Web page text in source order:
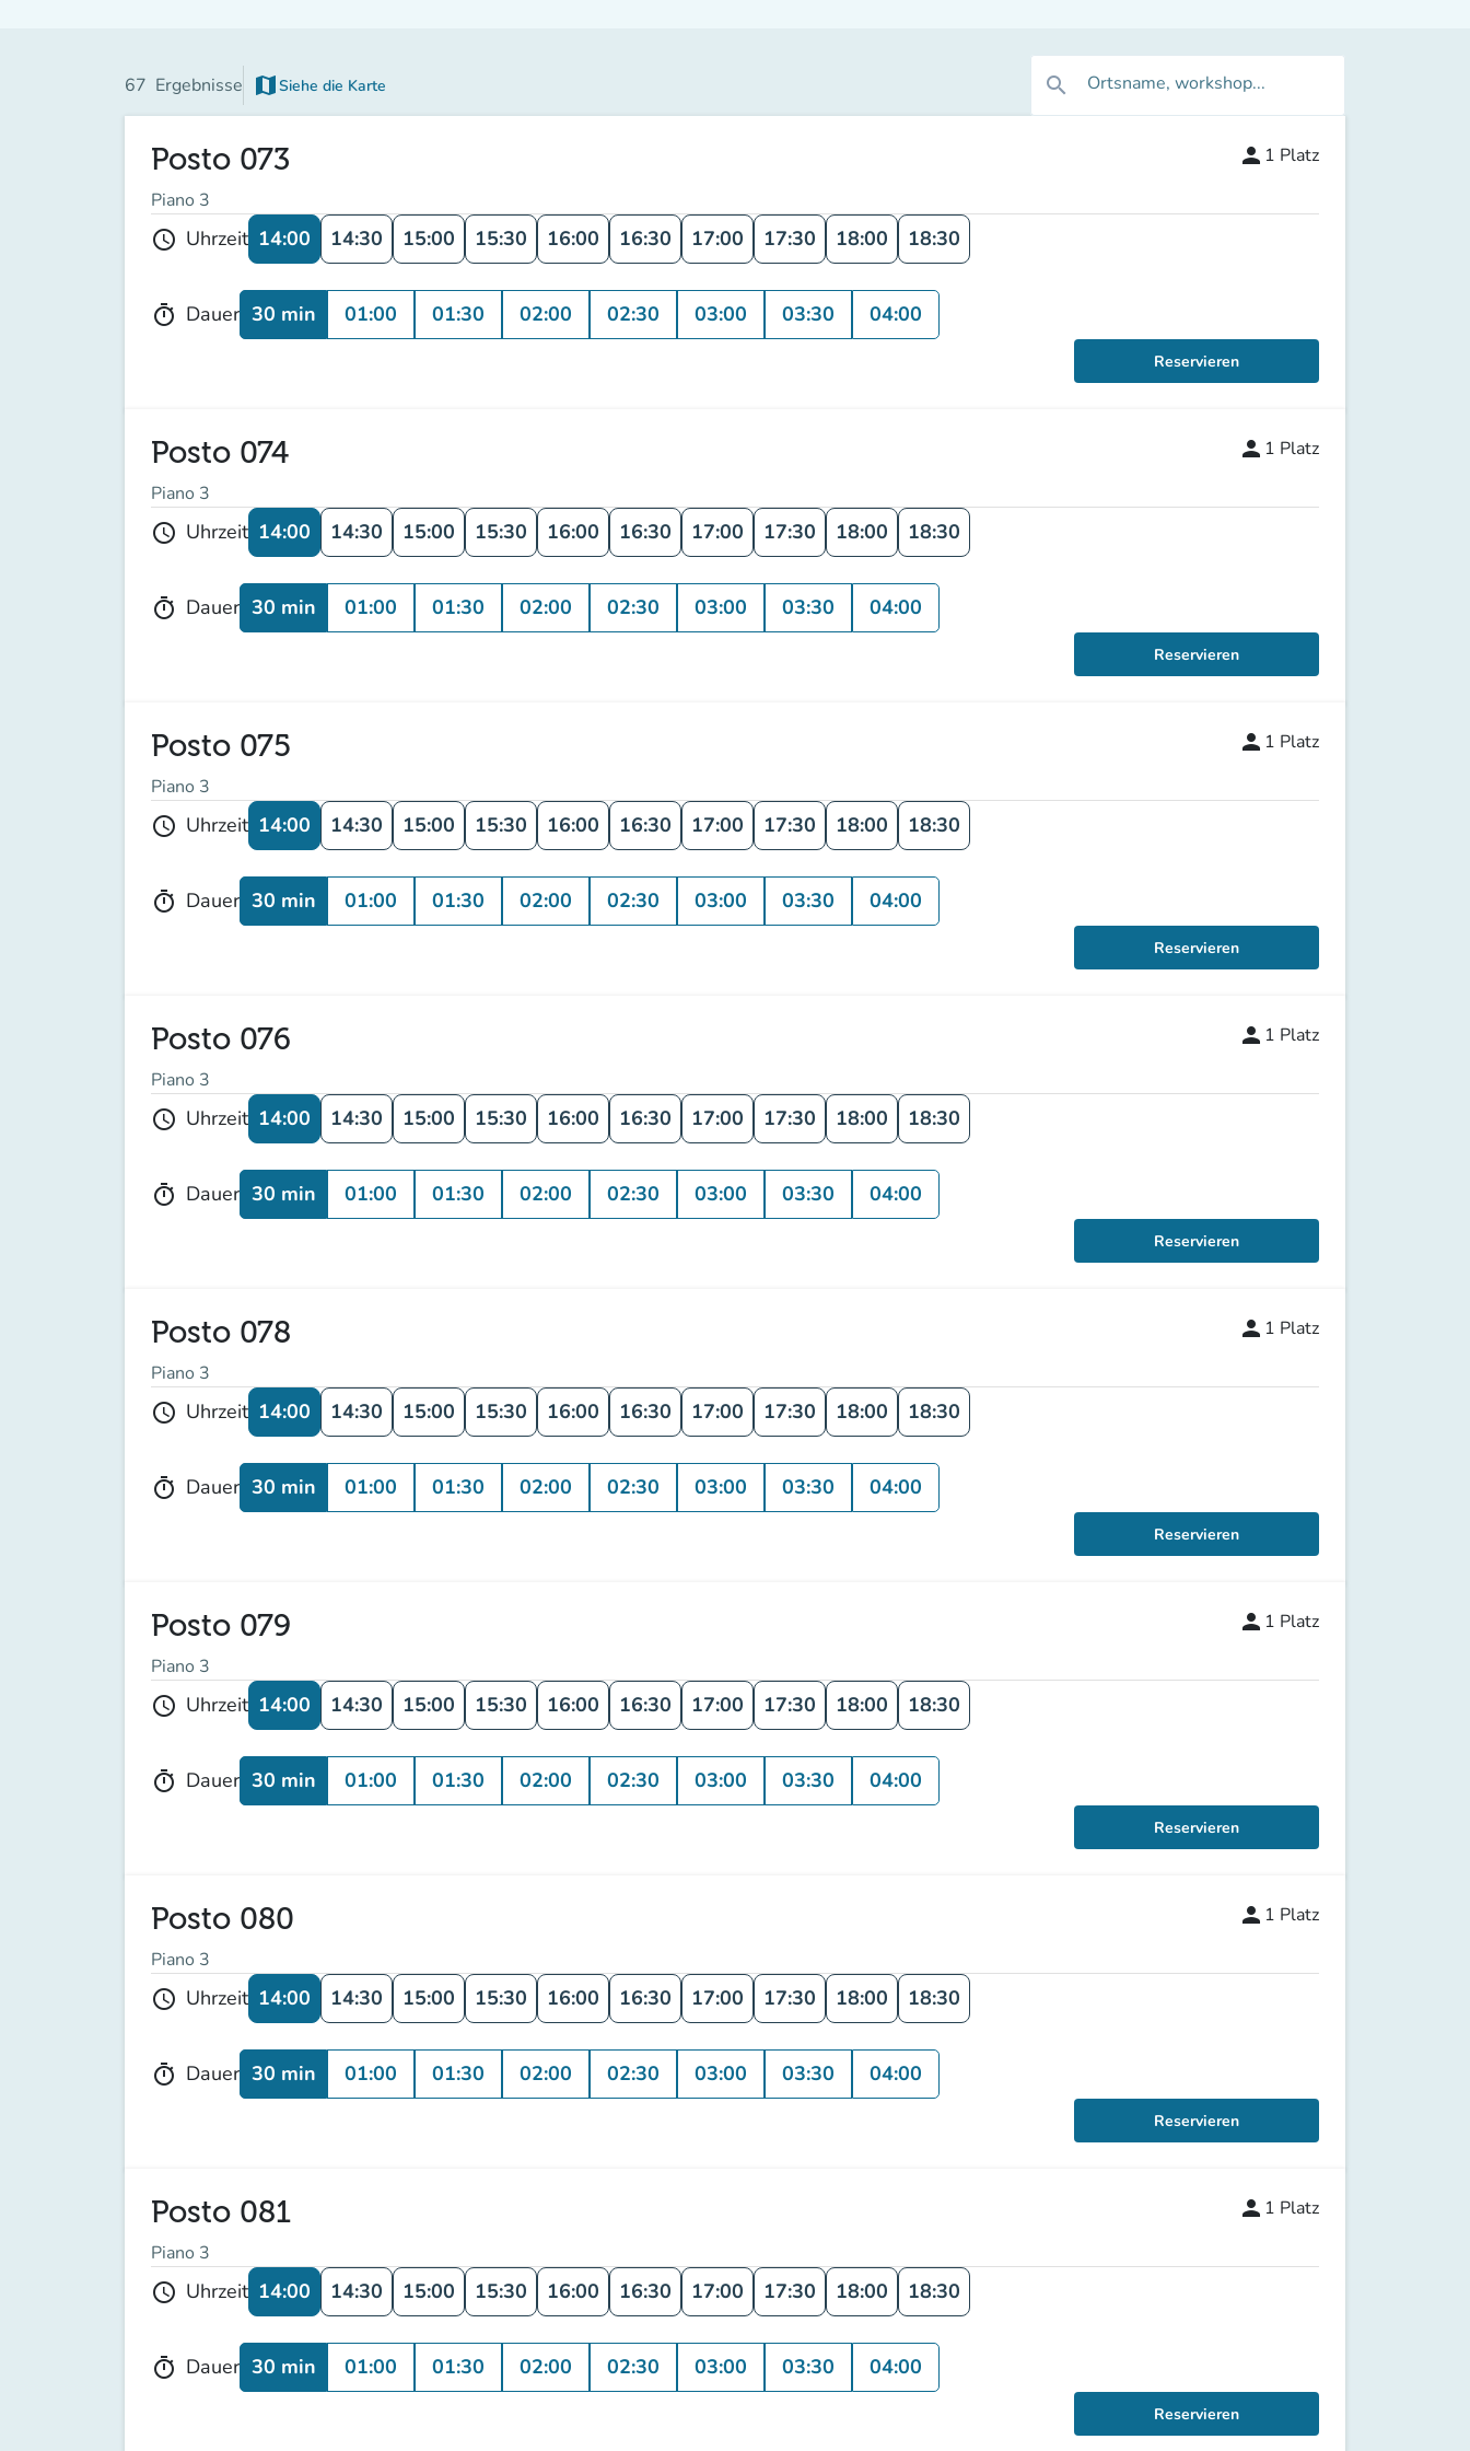
67 Ergebnisse map Siehe die Karte search Ortsname, workshop...
Posto 073
Piano 3
person 1 Platz
schedule Uhrzeit 14:00 14:30 15:00 15:30 16:00 16:30 17:00 17:30 18:00 18:30
timer Dauer 30 min 01:00 01:30 02:00 02:30 03:00 03:30 04:00
Reservieren
Posto 074
Piano 3
person 1 Platz
schedule Uhrzeit 14:00 14:30 15:00 15:30 16:00 16:30 17:00 17:30 18:00 18:30
timer Dauer 30 min 01:00 01:30 02:00 02:30 03:00 03:30 04:00
Reservieren
Posto 075
Piano 3
person 1 Platz
schedule Uhrzeit 14:00 14:30 15:00 15:30 16:00 16:30 17:00 17:30 18:00 18:30
timer Dauer 30 min 01:00 01:30 02:00 02:30 03:00 03:30 04:00
Reservieren
Posto 076
Piano 3
person 1 Platz
schedule Uhrzeit 14:00 14:30 15:00 15:30 16:00 16:30 17:00 17:30 18:00 18:30
timer Dauer 30 min 01:00 01:30 02:00 02:30 03:00 03:30 04:00
Reservieren
Posto 078
Piano 3
person 1 Platz
schedule Uhrzeit 14:00 14:30 15:00 15:30 16:00 16:30 17:00 17:30 18:00 18:30
timer Dauer 30 min 01:00 01:30 02:00 02:30 03:00 03:30 04:00
Reservieren
Posto 079
Piano 3
person 1 Platz
schedule Uhrzeit 14:00 14:30 15:00 15:30 16:00 16:30 17:00 17:30 18:00 18:30
timer Dauer 30 min 01:00 01:30 02:00 02:30 03:00 03:30 04:00
Reservieren
Posto 080
Piano 3
person 1 Platz
schedule Uhrzeit 14:00 14:30 15:00 15:30 16:00 16:30 17:00 17:30 18:00 18:30
timer Dauer 30 min 01:00 01:30 02:00 02:30 03:00 03:30 04:00
Reservieren
Posto 081
Piano 3
person 1 Platz
schedule Uhrzeit 14:00 14:30 15:00 15:30 16:00 16:30 17:00 17:30 18:00 18:30
timer Dauer 30 min 01:00 01:30 02:00 02:30 03:00 03:30 04:00
Reservieren